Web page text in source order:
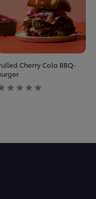
Cherry Cola BBQ-
Ingen